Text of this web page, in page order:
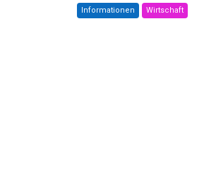
Informationen Wirtschaft